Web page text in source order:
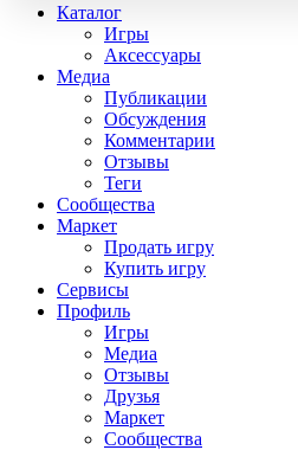
Каталог
Игры
Аксессуары
Медиа
Публикации
Обсуждения
Комментарии
Отзывы
Теги
Сообщества
Маркет
Продать игру
Купить игру
Сервисы
Профиль
Игры
Медиа
Отзывы
Друзья
Маркет
Сообщества